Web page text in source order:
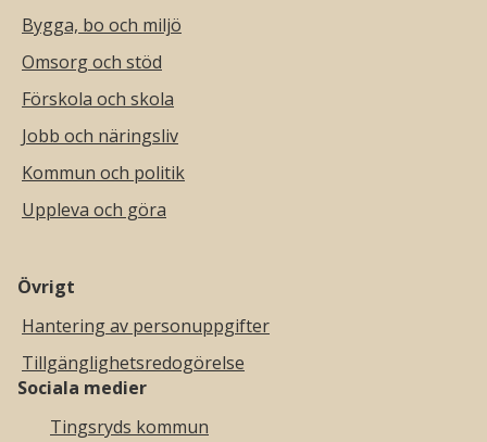
Bygga, bo och miljö
Omsorg och stöd
Förskola och skola
Jobb och näringsliv
Kommun och politik
Uppleva och göra
Övrigt
Hantering av personuppgifter
Tillgänglighetsredogörelse
Sociala medier
Tingsryds kommun